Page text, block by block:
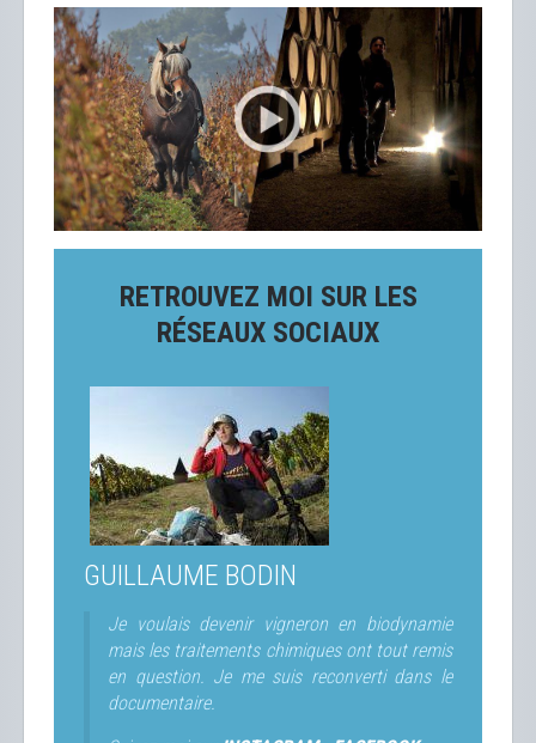
RETROUVEZ MOI SUR LES
RÉSEAUX SOCIAUX
GUILLAUME BODIN
Je voulais devenir vigneron en biodynamie
mais les traitements chimiques ont tout remis
en question. Je me suis reconverti dans le
documentaire.